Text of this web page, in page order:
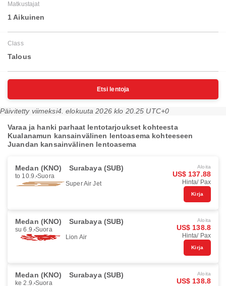
Matkustajat
1 Aikuinen
Class
Talous
Etsi lentoja
Päivitetty viimeksi4. elokuuta 2026 klo 20.25 UTC+0
Varaa ja hanki parhaat lentotarjoukset kohteesta
Kualanamun kansainvälinen lentoasema kohteeseen
Juandan kansainvälinen lentoasema
Medan (KNO) Surabaya (SUB)
to 10.9. Suora
Super Air Jet
Aloita
US$ 137.88
Hinta/ Pax
Kirja
Medan (KNO) Surabaya (SUB)
su 6.9. Suora
Lion Air
Aloita
US$ 138.8
Hinta/ Pax
Kirja
Medan (KNO) Surabaya (SUB)
ke 2.9. Suora
Aloita
US$ 138.8